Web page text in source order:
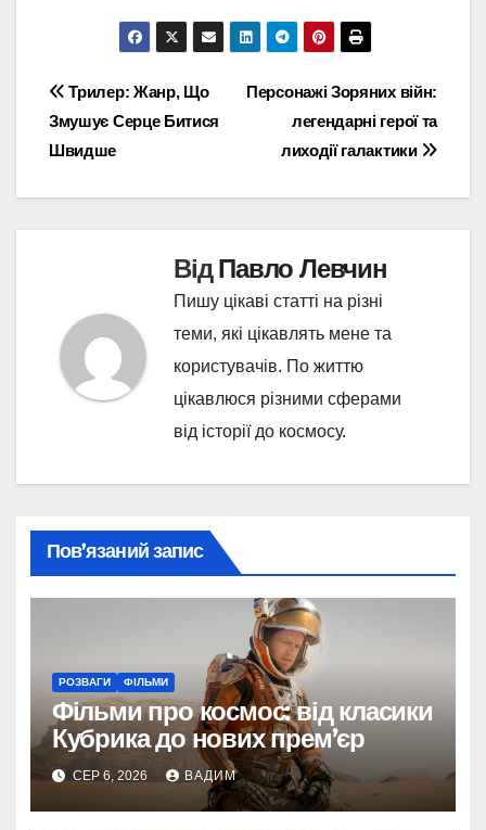
Навігація
записів
Персонажі Зоряних війн:
легендарні герої та
лиходії галактики
Трилер: Жанр, Що
Змушує Серце Битися
Швидше
ВідПавло Левчин
Пишу цікаві статті на різні
теми, які цікавлять мене та
користувачів. По життю
цікавлюся різними сферами
від історії до космосу.
Пов’язаний запис
РОЗВАГИ ФІЛЬМИ
Фільми про космос: від класики
Кубрика до нових прем’єр
СЕР 6, 2026 ВАДИМ